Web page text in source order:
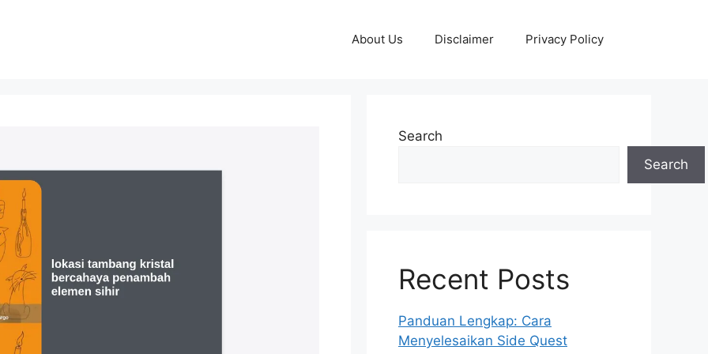
About Us Disclaimer Privacy Policy
Search
Search
Recent Posts
Panduan Lengkap: Cara
Menyelesaikan Side Quest